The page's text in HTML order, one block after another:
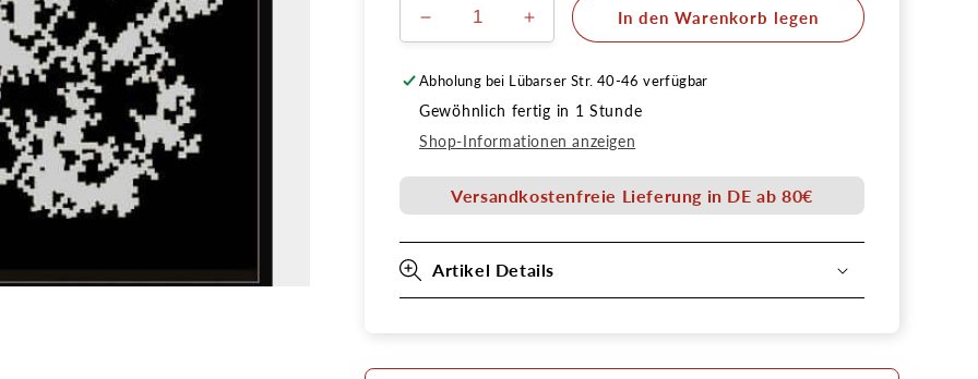
Verringere
die
Menge
Airbrush
Schablone
Erhöhe
die
Menge
Airbrush
Schablone
A5
In den Warenkorb legen
Abholung bei Lübarser Str. 40-46 verfügbar
Gewöhnlich fertig in 1 Stunde
Shop-Informationen anzeigen
Versandkostenfreie Lieferung in DE ab 80€
Artikel Details